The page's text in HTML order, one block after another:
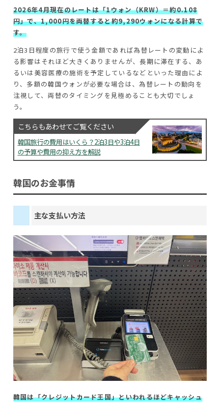
2026年4月現在のレートは「1ウォン（KRW）＝約0.108
円」で、1,000円を両替すると約9,290ウォンになる計算で
す。
2泊3日程度の旅行で使う金額であれば為替レートの変動によ
る影響はそれほど大きくありませんが、長期に滞在する、あ
るいは美容医療の施術を予定しているなどといった理由によ
り、多額の韓国ウォンが必要な場合は、為替レートの動向を
注視して、両替のタイミングを見極めることも大切でしょ
う。
こちらもあわせてご覧ください
韓国旅行の費用はいくら？2泊3日や3泊4日
の予算や費用の抑え方を解説
韓国のお金事情
主な支払い方法
韓国は「クレジットカード王国」といわれるほどキャッシュ